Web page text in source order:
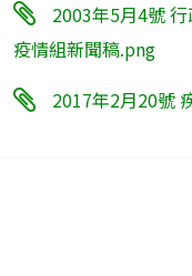
2003年5月4號
疫情組新聞稿.png
2017年2月20號